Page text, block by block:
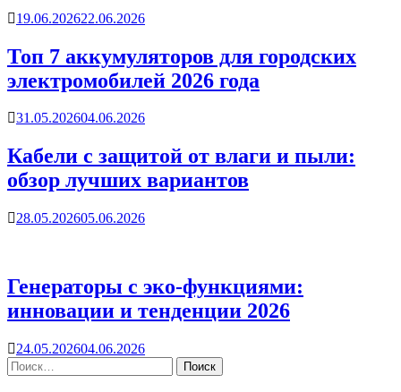
19.06.202622.06.2026
Топ 7 аккумуляторов для городских
электромобилей 2026 года
31.05.202604.06.2026
Кабели с защитой от влаги и пыли:
обзор лучших вариантов
28.05.202605.06.2026
Генераторы с эко-функциями:
инновации и тенденции 2026
24.05.202604.06.2026